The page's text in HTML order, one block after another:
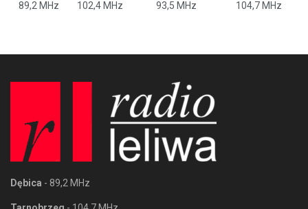
89,2 MHz
102,4 MHz 93,5 MHz 104,7 MHz
Dębica - 89,2 MHz